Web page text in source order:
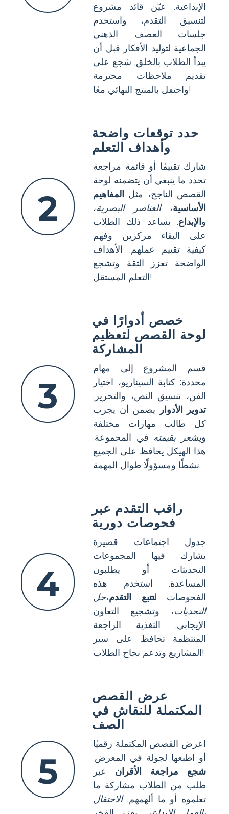
الإبداعية. عيّن قائد مشروع
لتنسيق التقدم، واستخدم
جلسات العصف الذهني
الجماعية لتوليد الأفكار قبل أن
يبدأ الطلاب بالخلق. شجع على
تقديم ملاحظات محترمة
واحتفل بالمنتج النهائي معًا!
2
حدد توقعات واضحة
وأهداف التعلم
شارك تقييمًا أو قائمة مراجعة
تحدد ما ينبغي أن يتضمنه لوحة
القصص الناجح، مثل المفاهيم
الأساسية،العناصر البصرية،
والإبداع. يساعد ذلك الطلاب
على البقاء مركزين وفهم
كيفية تقييم عملهم. الأهداف
الواضحة تعزز الثقة وتشجع
التعلم المستقل!
3
خصص أدوارًا في
لوحة القصص لتعظيم
المشاركة
قسم المشروع إلى مهام
محددة: كتابة السيناريو، اختيار
الفن، تنسيق النص، والتحرير.
تدوير الأدوار
يضمن أن يجرب
كل طالب مهارات مختلفة
ويشعر بقيمته في المجموعة.
هذا الهيكل يحافظ على الجميع
نشطًا ومسؤولًا طوال المهمة.
4
راقب التقدم عبر
فحوصات دورية
جدول اجتماعات قصيرة
يشارك فيها المجموعات
التحديثات أو يطلبون
المساعدة. استخدم هذه
الفحوصات لتتبع التقدم،حل
التحديات، وتشجيع التعاون
الإيجابي. التغذية الراجعة
المنتظمة تحافظ على سير
المشاريع وتدعم نجاح الطلاب!
5
عرض القصص
المكتملة للنقاش في
الصف
اعرض القصص المكتملة رقميًا
أو اطبعها لجولة في المعرض.
شجع مراجعة الأقران عبر
طلب من الطلاب مشاركة ما
تعلموه أو ما ألهمهم.الاحتفال